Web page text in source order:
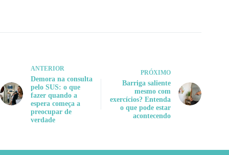
ANTERIOR
Demora na consulta
pelo SUS: o que
fazer quando a
espera começa a
preocupar de
verdade
PRÓXIMO
Barriga saliente
mesmo com
exercícios? Entenda
o que pode estar
acontecendo